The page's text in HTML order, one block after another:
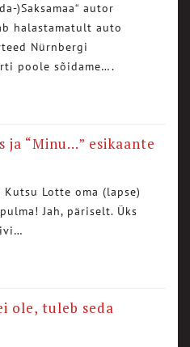
)Saksamaa“ autor
halastamatult auto
Nürnbergi
poole sõidame….
ja “Minu…” esikaante
Kutsu Lotte oma (lapse)
Jah, päriselt. Üks
ole, tuleb seda